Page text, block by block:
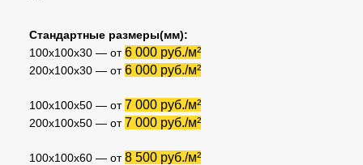
Стандартные размеры(мм):
100х100х30 — от6 000 руб./м²
200х100х30 — от6 000 руб./м²
100х100х50 — от7 000 руб./м²
200х100х50 — от7 000 руб./м²
100х100х60 — от8 500 руб./м²